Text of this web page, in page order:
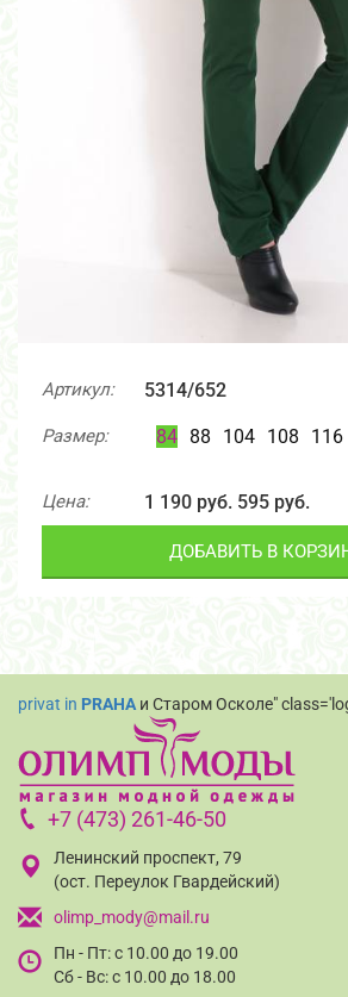
Артикул: 5314/652
Размер: 84 88 104 108 116
Цена: 1 190 руб.595 руб.
ДОБАВИТЬ В
privat in PRAHA и Старом Осколе"
+7 (473) 261-46-50
Ленинский проспект, 79
(ост. Переулок Гвардейский)
olimp_mody@mail.ru
Пн - Пт: с 10.00 до 19.00
Сб - Вс: с 10.00 до 18.00